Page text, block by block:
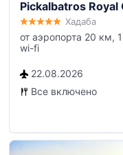
Pickalbatros Royal
Хадаба
от аэропорта 20 км,
wi-fi
22.08.2026
Все включено